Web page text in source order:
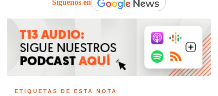
Síguenos en
ETIQUETAS DE ESTA NOTA